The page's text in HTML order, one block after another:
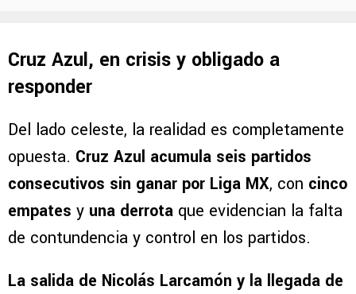
Cruz Azul, en crisis y obligado a
responder
Del lado celeste, la realidad es completamente
opuesta. Cruz Azul acumula seis partidos
consecutivos sin ganar por Liga MX, con cinco
empates y una derrota que evidencian la falta
de contundencia y control en los partidos.
La salida de Nicolás Larcamón y la llegada de